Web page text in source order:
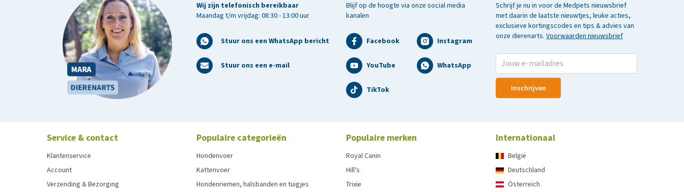
Wij zijn telefonisch bereikbaar
Maandag t/m vrijdag: 08:30 - 13:00 uur
Stuur ons een WhatsApp bericht
Stuur ons een e-mail
Schrijf je nu in voor de Medpets nieuwsbrief
met daarin de laatste nieuwtjes, leuke acties,
exclusieve kortingscodes en tips & advies van
onze dierenarts. Voorwaarden nieuwsbrief
Inschrijven
Blijf op de hoogte via onze social media
kanalen
Facebook Instagram
YouTube WhatsApp
TikTok
Service & contact
Klantenservice
Account
Verzending & Bezorging
Populaire categorieën
Hondenvoer
Kattenvoer
Hondenriemen, halsbanden en tuigjes
Populaire merken
Royal Canin
Hill's
Trixie
Internationaal
België
Deutschland
Österreich